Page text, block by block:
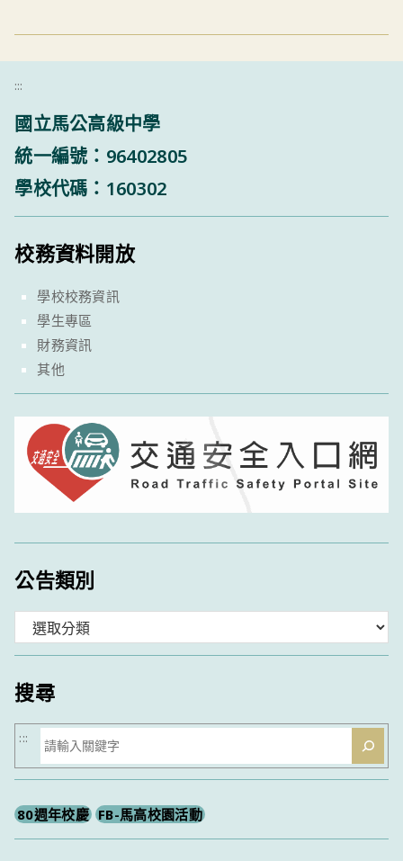
:::
國立馬公高級中學
統一編號：96402805
學校代碼：160302
校務資料開放
學校校務資訊
學生專區
財務資訊
其他
公告類別
類
搜尋
搜
尋
:::
80週年校慶 FB-馬高校園活動